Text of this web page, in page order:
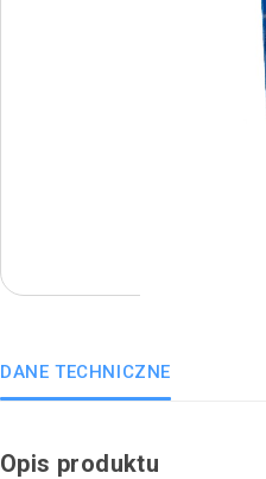
DANE TECHNICZNE
Opis produktu